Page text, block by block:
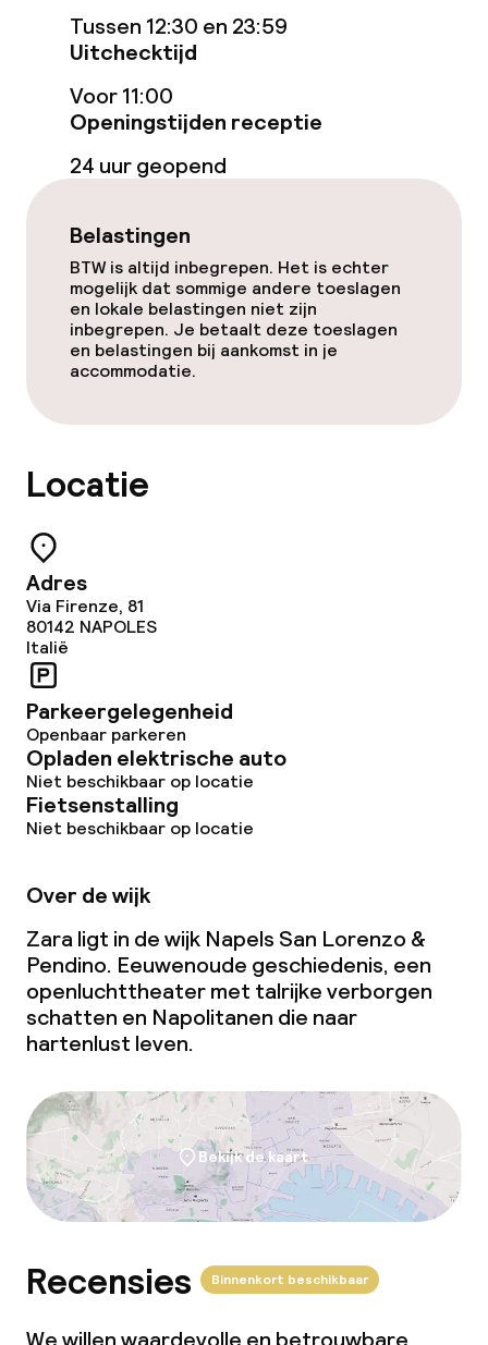
Tussen 12:30 en 23:59
Uitchecktijd
Voor 11:00
Openingstijden receptie
24 uur geopend
Belastingen
BTW is altijd inbegrepen. Het is echter
mogelijk dat sommige andere toeslagen
en lokale belastingen niet zijn
inbegrepen. Je betaalt deze toeslagen
en belastingen bij aankomst in je
accommodatie.
Locatie
Adres
Via Firenze, 81
80142 NAPOLES
Italië
Parkeergelegenheid
Openbaar parkeren
Opladen elektrische auto
Niet beschikbaar op locatie
Fietsenstalling
Niet beschikbaar op locatie
Over de wijk
Zara ligt in de wijk Napels San Lorenzo &
Pendino. Eeuwenoude geschiedenis, een
openluchttheater met talrijke verborgen
schatten en Napolitanen die naar
hartenlust leven.
Bekijk de kaart
Recensies Binnenkort beschikbaar